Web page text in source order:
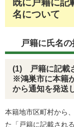
既に戸籍に記
名について
戸籍に氏名の
(1) 戸籍に記載
※鴻巣市に本籍
から通知を発送
本籍地市区町村から
た「戸籍に記載され